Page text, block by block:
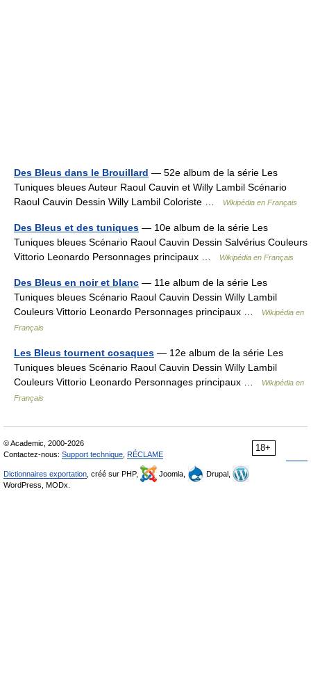
Des Bleus dans le Brouillard — 52e album de la série Les
Tuniques bleues Auteur Raoul Cauvin et Willy Lambil Scénario
Raoul Cauvin Dessin Willy Lambil Coloriste …
Wikipédia en Français
Des Bleus et des tuniques — 10e album de la série Les
Tuniques bleues Scénario Raoul Cauvin Dessin Salvérius Couleurs
Vittorio Leonardo Personnages principaux …
Wikipédia en Français
Des Bleus en noir et blanc — 11e album de la série Les
Tuniques bleues Scénario Raoul Cauvin Dessin Willy Lambil
Couleurs Vittorio Leonardo Personnages principaux …
Wikipédia en
Français
Les Bleus tournent cosaques — 12e album de la série Les
Tuniques bleues Scénario Raoul Cauvin Dessin Willy Lambil
Couleurs Vittorio Leonardo Personnages principaux …
Wikipédia en
Français
18+
© Academic, 2000-2026
Contactez-nous: Support technique RÉCLAME
Dictionnaires exportation , créé sur PHP, Joomla,
Drupal,
WordPress, MODx.